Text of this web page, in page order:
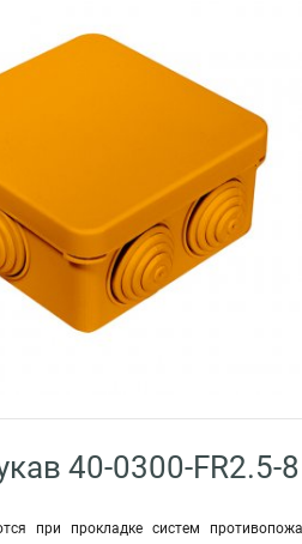
40-0300-FR2.5-8
при прокладке систем